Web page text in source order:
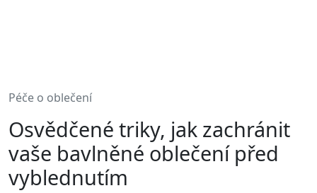
Péče o oblečení
Osvědčené triky, jak zachránit
vaše bavlněné oblečení před
vyblednutím